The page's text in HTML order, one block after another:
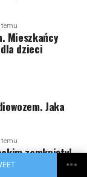
temu
Mieszkańcy
dzieci
Jaka
temu
zamknięty!